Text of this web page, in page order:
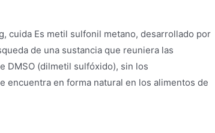
cuida Es metil sulfonil metano, desarrollado por
de una sustancia que reuniera las
DMSO (dilmetil sulfóxido), sin los
encuentra en forma natural en los alimentos de